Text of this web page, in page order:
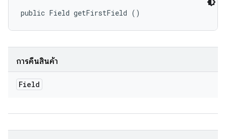
public Field getFirstField ()
การคืนสินค้า
Field